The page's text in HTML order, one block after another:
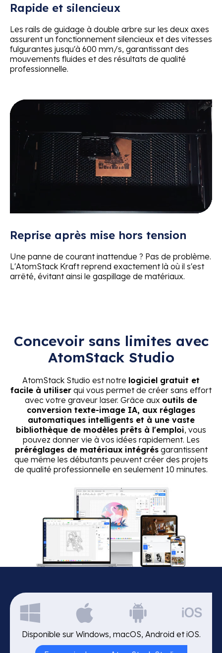
Rapide et silencieux
Les rails de guidage à double arbre sur les deux axes
assurent un fonctionnement silencieux et des vitesses
fulgurantes jusqu'à 600 mm/s, garantissant des
mouvements fluides et des résultats de qualité
professionnelle.
Reprise après mise hors tension
Une panne de courant inattendue ? Pas de problème.
L'AtomStack Kraft reprend exactement là où il s'est
arrêté, évitant ainsi le gaspillage de matériaux.
Concevoir sans limites avec
AtomStack Studio
AtomStack Studio est notre logiciel gratuit et
facile à utiliser qui vous permet de créer sans effort
avec votre graveur laser. Grâce aux outils de
conversion texte-image IA, aux réglages
automatiques intelligents et à une vaste
bibliothèque de modèles prêts à l'emploi, vous
pouvez donner vie à vos idées rapidement. Les
préréglages de matériaux intégrésgarantissent
que même les débutants peuvent créer des projets
de qualité professionnelle en seulement 10 minutes.
Disponible sur Windows, macOS, Android et iOS.